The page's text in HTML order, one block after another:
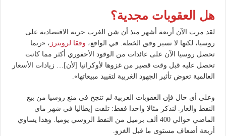
هل العقوبات مجدية؟
لقد مرت الآن أربعة أشهر منذ أن شن الغرب حربه الاقتصادية على
روسيا، لكنها لا تسير وفق الخطة. في الواقع، وفقا لرويترز ، «ربما
تحصل روسيا الآن على عائدات من الوقود الأحفوري أكثر مما كانت
تحصل عليه قبل وقت قصير من غزوها لأوكرانيا [لأن]… زيادات الأسعار
العالمية تعوض تأثير الجهود الغربية لتقييد مبيعاتها».
وعلى أي حال فإن العقوبات الغربية لم تنجح في منع روسيا من بيع
النفط والغاز. لنذكر مثالا واحدا فقط: تلقت إيطاليا في شهر ماي
الماضي حوالي 400 ألف برميل من النفط الروسي يوميا. وهذا يساوي
أربعة أضعاف مستوى ما قبل الغزو.